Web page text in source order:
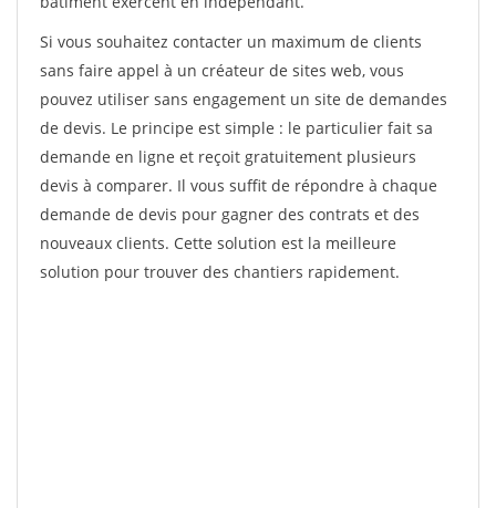
Si vous souhaitez contacter un maximum de clients
sans faire appel à un créateur de sites web, vous
pouvez utiliser sans engagement un site de demandes
de devis. Le principe est simple : le particulier fait sa
demande en ligne et reçoit gratuitement plusieurs
devis à comparer. Il vous suffit de répondre à chaque
demande de devis pour gagner des contrats et des
nouveaux clients. Cette solution est la meilleure
solution pour trouver des chantiers rapidement.